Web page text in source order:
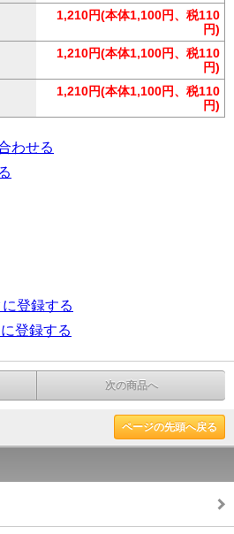
1,210円(本体1,100円、税110
円)
1,210円(本体1,100円、税110
円)
1,210円(本体1,100円、税110
円)
わせる
登録する
登録する
次の商品へ
ページの先頭へ戻る